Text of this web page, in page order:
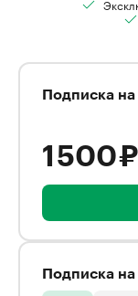
Подписка
1 500 ₽
Подписка на